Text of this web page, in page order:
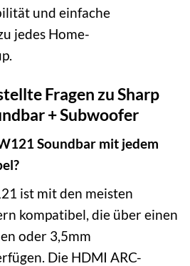
und einfache
jedes Home-
Fragen zu Sharp
+ Subwoofer
Soundbar mit jedem
ist mit den meisten
kompatibel, die über einen
oder 3,5mm
Die HDMI ARC-